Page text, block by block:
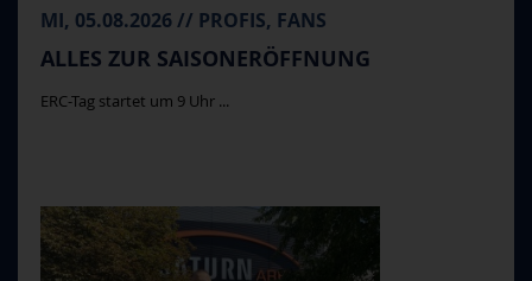
MI, 05.08.2026 // PROFIS, FANS
ALLES ZUR SAISONERÖFFNUNG
ERC-Tag startet um 9 Uhr ...